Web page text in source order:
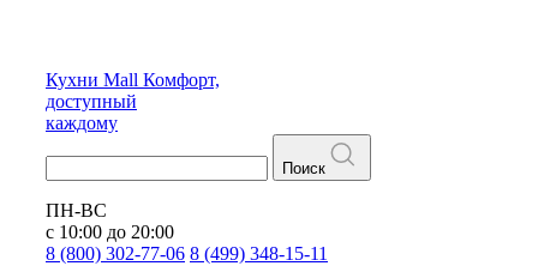
Кухни Mall Комфорт,
доступный
каждому
Поиск
ПН-ВС
с 10:00 до 20:00
8 (800) 302-77-06 8 (499) 348-15-11